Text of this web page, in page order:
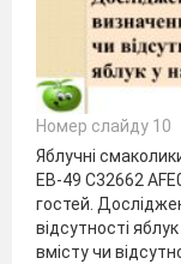
Номер слайду 10
Яблучні
EB-49 C32662
гостей.
відсутності
вмісту чи